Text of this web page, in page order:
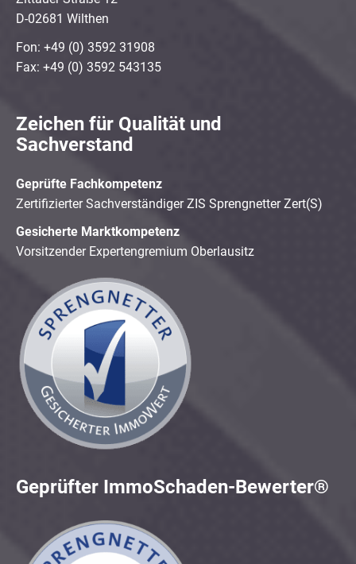
D-02681 Wilthen
Fon: +49 (0) 3592 31908
Fax: +49 (0) 3592 543135
Zeichen für Qualität und
Sachverstand
Geprüfte Fachkompetenz
Zertifizierter Sachverständiger ZIS Sprengnetter Zert(S)
Gesicherte Marktkompetenz
Vorsitzender Expertengremium Oberlausitz
Geprüfter ImmoSchaden-Bewerter®